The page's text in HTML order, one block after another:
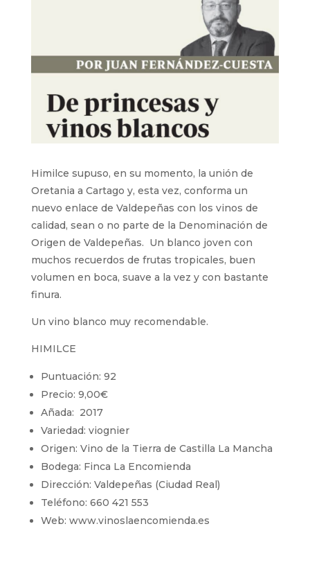
Himilce supuso, en su momento, la unión de
Oretania a Cartago y, esta vez, conforma un
nuevo enlace de Valdepeñas con los vinos de
calidad, sean o no parte de la Denominación de
Origen de Valdepeñas. Un blanco joven con
muchos recuerdos de frutas tropicales, buen
volumen en boca, suave a la vez y con bastante
finura.
Un vino blanco muy recomendable.
HIMILCE
Puntuación: 92
Precio: 9,00€
Añada: 2017
Variedad: viognier
Origen: Vino de la Tierra de Castilla La Mancha
Bodega: Finca La Encomienda
Dirección: Valdepeñas (Ciudad Real)
Teléfono: 660 421 553
Web: www.vinoslaencomienda.es